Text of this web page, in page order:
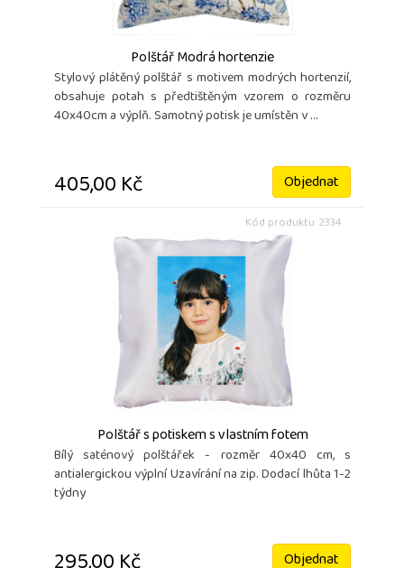
Polštář Modrá hortenzie
Stylový plátěný polštář s motivem modrých hortenzií,
obsahuje potah s předtištěným vzorem o rozměru
40x40cm a výplň. Samotný potisk je umístěn v ...
405,00 Kč Objednat
Kód produktu: 2334
Polštář s potiskem s vlastním fotem
Bílý saténový polštářek - rozměr 40x40 cm, s
antialergickou výplní Uzavírání na zip. Dodací lhůta 1-2
týdny
Objednat